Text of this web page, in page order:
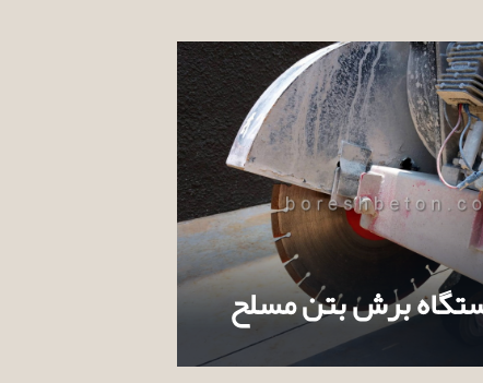
برش بتن مسلح